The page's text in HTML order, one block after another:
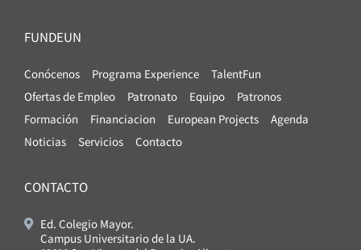
FUNDEUN
Conócenos Programa Experience
TalentFun
Ofertas de Empleo
Patronato Equipo
Patronos
Formación
Financiacion European Projects
Agenda
Noticias
Servicios Contacto
CONTACTO
Ed. Colegio Mayor.
Campus Universitario de la UA.